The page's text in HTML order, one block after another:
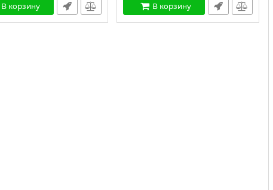
В корзину В корзину